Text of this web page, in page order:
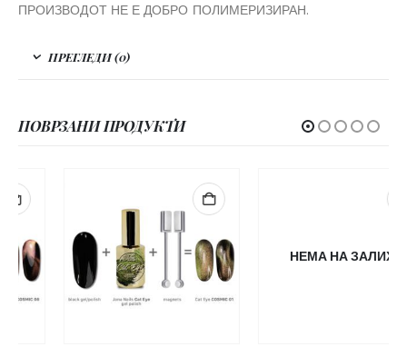
ПРОИЗВОДОТ НЕ Е ДОБРО ПОЛИМЕРИЗИРАН.
ПРЕГЛЕДИ (0)
ПОВРЗАНИ ПРОДУКТИ
НЕМА НА ЗАЛИХА